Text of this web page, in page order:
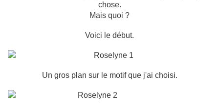
chose.
Mais quoi ?
Voici le début.
Un gros plan sur le motif que j'ai choisi.